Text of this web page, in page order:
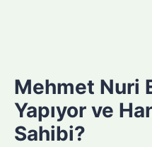
Mehmet Nuri
Yapıyor ve
Sahibi?